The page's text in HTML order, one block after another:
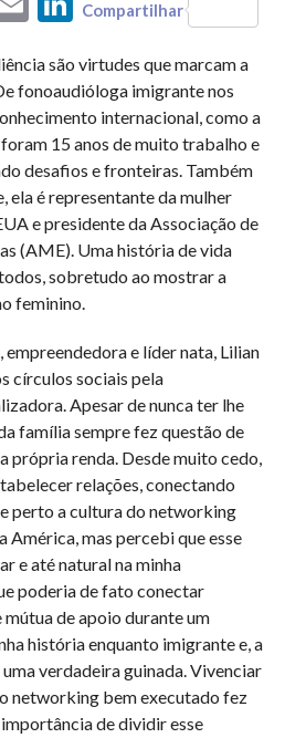
Email LinkedIn
Compartilhar
são virtudes que marcam a
fonoaudióloga imigrante nos
internacional, como a
foram 15 anos de muito trabalho e
desafios e fronteiras. Também
ela é representante da mulher
e presidente da Associação de
(AME). Uma história de vida
sobretudo ao mostrar a
feminino.
empreendedora e líder nata, Lilian
círculos sociais pela
Apesar de nunca ter lhe
família sempre fez questão de
própria renda. Desde muito cedo,
relações, conectando
perto a cultura do networking
América, mas percebi que esse
e até natural na minha
poderia de fato conectar
mútua de apoio durante um
história enquanto imigrante e, a
verdadeira guinada. Vivenciar
networking bem executado fez
de dividir esse